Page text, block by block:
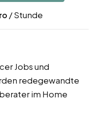
/ Stunde
Jobs und
redegewandte
im Home